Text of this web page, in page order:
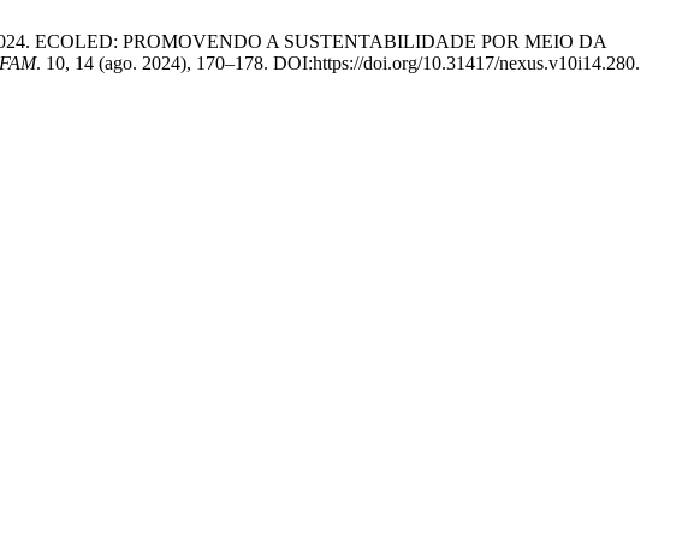
ECOLED: PROMOVENDO A SUSTENTABILIDADE POR MEIO DA
. 10, 14 (ago. 2024), 170–178. DOI:https://doi.org/10.31417/nexus.v10i14.280.